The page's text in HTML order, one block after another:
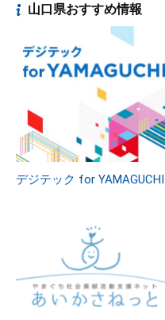
山口県おすすめ情報
デジテック for YAMAGUCHI